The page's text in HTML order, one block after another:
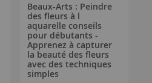
Beaux-Arts : Peindre
des fleurs à l
aquarelle conseils
pour débutants -
Apprenez à capturer
la beauté des fleurs
avec des techniques
simples